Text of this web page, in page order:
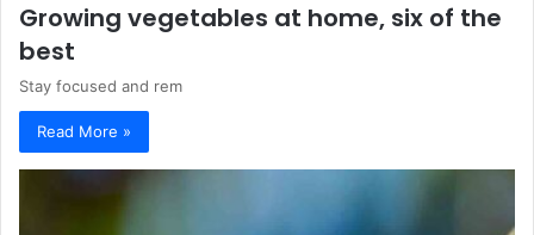
Growing vegetables at home, six of the
best
Stay focused and rem
Read More »